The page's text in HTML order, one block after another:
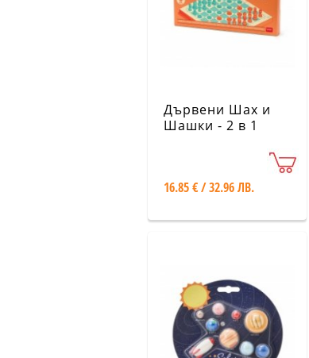
Дървени Шах и
Шашки - 2 в 1
16.85 € / 32.96 ЛВ.